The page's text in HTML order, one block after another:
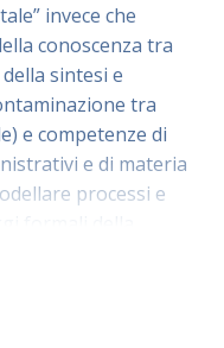
invece che
conoscenza tra
sintesi e
tra
e competenze di
e di materia
processi e
ambiguità e